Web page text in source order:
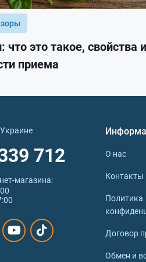
что это такое, свойства и
приема
712
О нас
Контакты
Политика
Договор
Обмен и